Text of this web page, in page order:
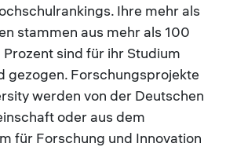
Ihre mehr als
stammen aus mehr als 100
sind für ihr Studium
gezogen. Forschungsprojekte
werden von der Deutschen
oder aus dem
für Forschung und Innovation